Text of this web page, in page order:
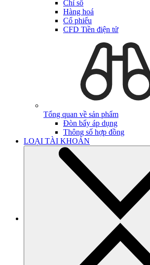
Chỉ số
Hàng hoá
Cổ phiếu
CFD Tiền điện tử
Tổng quan về sản phẩm
Đòn bẩy áp dụng
Thông số hợp đồng
LOẠI TÀI KHOẢN